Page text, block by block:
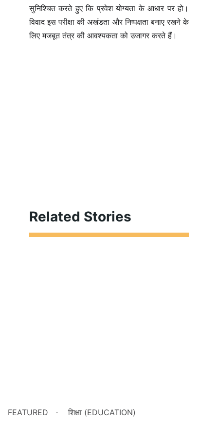
सुनिश्चित करते हुए कि प्रवेश योग्यता के आधार पर हो।
विवाद इस परीक्षा की अखंडता और निष्पक्षता बनाए रखने के
लिए मजबूत तंत्र की आवश्यकता को उजागर करते हैं।
Related Stories
FEATURED शिक्षा (EDUCATION)